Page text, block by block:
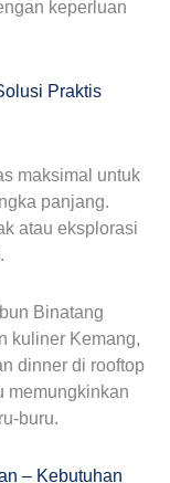
keperluan
Praktis
maksimal untuk
panjang.
atau eksplorasi
Binatang
kuliner Kemang,
dinner di rooftop
memungkinkan
buru.
– Kebutuhan